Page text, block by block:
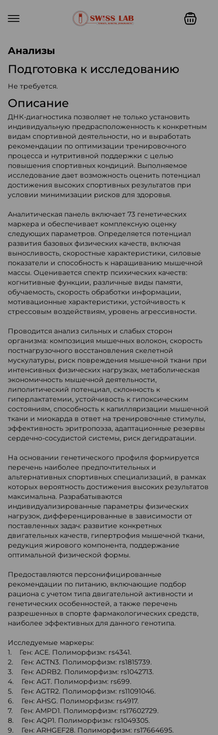
Анализы
Подготовка к исследованию
Не требуется.
Описание
ДНК-диагностика позволяет не только установить
индивидуальную предрасположенность к конкретным
видам спортивной деятельности, но и выработать
рекомендации по оптимизации тренировочного
процесса и нутритивной поддержки с целью
повышения спортивных кондиций. Выполняемое
исследование дает возможность оценить потенциал
достижения высоких спортивных результатов при
условии минимизации рисков для здоровья.
Аналитическая панель включает 73 генетических
маркера и обеспечивает комплексную оценку
следующих параметров. Определяется потенциал
развития базовых физических качеств, включая
выносливость, скоростные характеристики, силовые
показатели и способность к наращиванию мышечной
массы. Оценивается спектр психических качеств:
когнитивные функции, различные виды памяти,
обучаемость, скорость обработки информации,
мотивационные характеристики, устойчивость к
стрессовым воздействиям, уровень агрессивности.
Проводится анализ сильных и слабых сторон
организма: композиция мышечных волокон, скорость
постнагрузочного восстановления скелетной
мускулатуры, риск повреждения мышечной ткани при
интенсивных физических нагрузках, метаболическая
экономичность мышечной деятельности,
липолитический потенциал, склонность к
гиперлактатемии, устойчивость к гипоксическим
состояниям, способность к капилляризации мышечной
ткани и миокарда в ответ на тренировочные стимулы,
эффективность эритропоэза, адаптационные резервы
сердечно-сосудистой системы, риск дегидратации.
На основании генетического профиля формируется
перечень наиболее предпочтительных и
альтернативных спортивных специализаций, в рамках
которых вероятность достижения высоких результатов
максимальна. Разрабатываются
индивидуализированные параметры физических
нагрузок, дифференцированные в зависимости от
поставленных задач: развитие конкретных
двигательных качеств, гипертрофия мышечной ткани,
редукция жирового компонента, поддержание
оптимальной физической формы.
Предоставляются персонифицированные
рекомендации по питанию, включающие подбор
рациона с учетом типа двигательной активности и
генетических особенностей, а также перечень
разрешенных в спорте фармакологических средств,
наиболее эффективных для данного генотипа.
Исследуемые маркеры:
1. Ген: ACE. Полиморфизм: rs4341.
2. Ген: ACTN3. Полиморфизм: rs1815739.
3. Ген: ADRB2. Полиморфизм: rs1042713.
4. Ген: AGT. Полиморфизм: rs699.
5. Ген: AGTR2. Полиморфизм: rs11091046.
6. Ген: AHSG. Полиморфизм: rs4917.
7. Ген: AMPD1. Полиморфизм: rs17602729.
8. Ген: AQP1. Полиморфизм: rs1049305.
9. Ген: ARHGEF28. Полиморфизм: rs17664695.